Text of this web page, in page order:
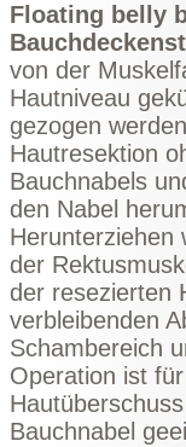
Floating belly
von der
Hautniveau
gezogen
Hautresektion
Bauchnabels
den Nabel
Herunterziehen
der
der resezierten
verbleibenden
Schambereich
Operation ist
Bauchnabel